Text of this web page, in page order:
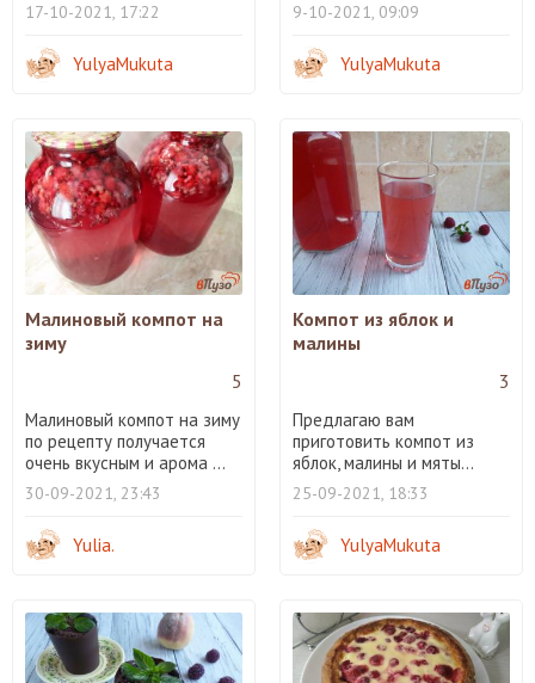
17-10-2021, 17:22
YulyaMukuta
9-10-2021, 09:09
YulyaMukuta
Малиновый компот на
зиму
5
Малиновый компот на зиму
по рецепту получается
очень вкусным и арома ...
30-09-2021, 23:43
Yulia.
Компот из яблок и
малины
3
Предлагаю вам
приготовить компот из
яблок, малины и мяты...
25-09-2021, 18:33
YulyaMukuta